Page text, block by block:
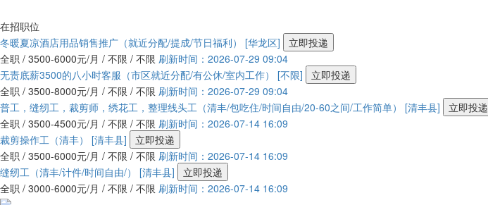
在招职位
冬暖夏凉酒店用品销售推广（就近分配/提成/节日福利） [华龙区]
立即投递
全职 / 3500-6000元/月 / 不限 / 不限 刷新时间：2026-07-29 09:04
无责底薪3500的八小时客服（市区就近分配/有公休/室内工作） [不限]
立即投递
全职 / 3500-8000元/月 / 不限 / 不限 刷新时间：2026-07-29 09:04
普工，缝纫工，裁剪师，绣花工，整理线头工（清丰/包吃住/时间自由/20-60之间/工作简单） [清丰县]
立即投递
全职 / 3500-4500元/月 / 不限 / 不限 刷新时间：2026-07-14 16:09
裁剪操作工（清丰） [清丰县]
立即投递
全职 / 3500-6000元/月 / 不限 / 不限 刷新时间：2026-07-14 16:09
缝纫工（清丰/计件/时间自由/） [清丰县]
立即投递
全职 / 3000-6000元/月 / 不限 / 不限 刷新时间：2026-07-14 16:09